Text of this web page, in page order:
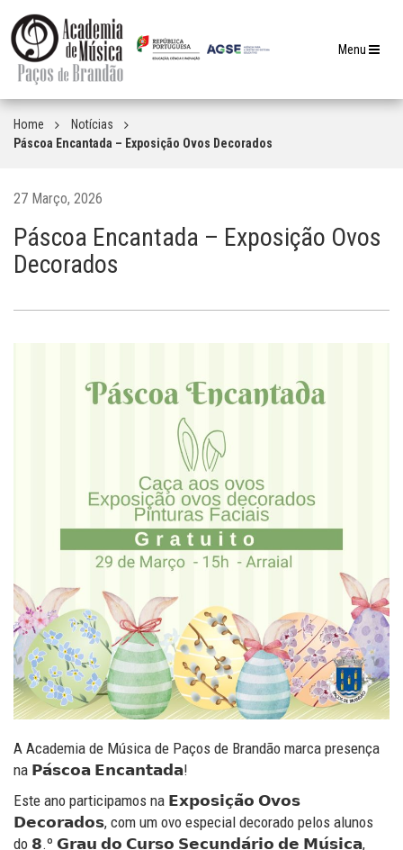
Toggle
Menu
Home
Notícias
Páscoa Encantada – Exposição Ovos Decorados
27 Março, 2026
Páscoa Encantada – Exposição Ovos
Decorados
A Academia de Música de Paços de Brandão marca presença
na 𝗣𝗮́𝘀𝗰𝗼𝗮 𝗘𝗻𝗰𝗮𝗻𝘁𝗮𝗱𝗮!
Este ano participamos na 𝗘𝘅𝗽𝗼𝘀𝗶𝗰̧𝗮̃𝗼 𝗢𝘃𝗼𝘀
𝗗𝗲𝗰𝗼𝗿𝗮𝗱𝗼𝘀, com um ovo especial decorado pelos alunos
do 𝟴.º 𝗚𝗿𝗮𝘂 𝗱𝗼 𝗖𝘂𝗿𝘀𝗼 𝗦𝗲𝗰𝘂𝗻𝗱𝗮́𝗿𝗶𝗼 𝗱𝗲 𝗠𝘂́𝘀𝗶𝗰𝗮,